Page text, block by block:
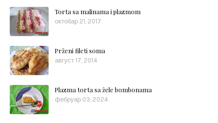
Torta sa malinama i plazmom
октобар 21, 2017
Prženi fileti soma
август 17, 2014
Plazma torta sa žele bombonama
фебруар 03, 2024